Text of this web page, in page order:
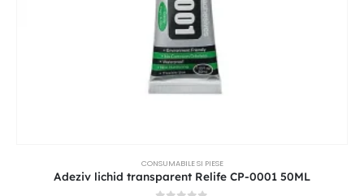
CONSUMABILE SI PIESE
Adeziv lichid transparent Relife CP-0001 50ML